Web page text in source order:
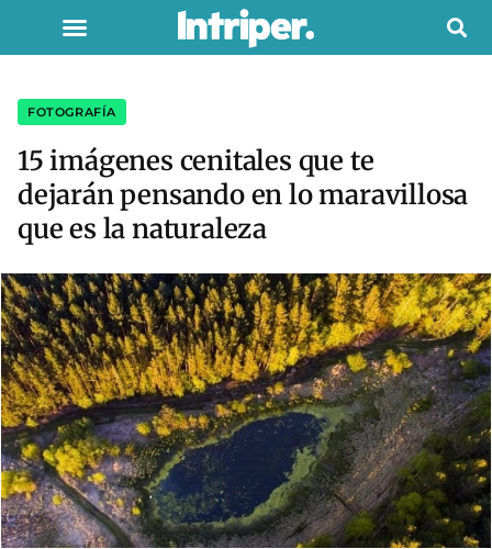
FOTOGRAFÍA
15 imágenes cenitales que te
dejarán pensando en lo maravillosa
que es la naturaleza